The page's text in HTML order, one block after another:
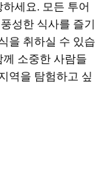
세요. 모든 투어
성한 식사를 즐기
을 취하실 수 있습
소중한 사람들
역을 탐험하고 싶
보세요. 5일 4박